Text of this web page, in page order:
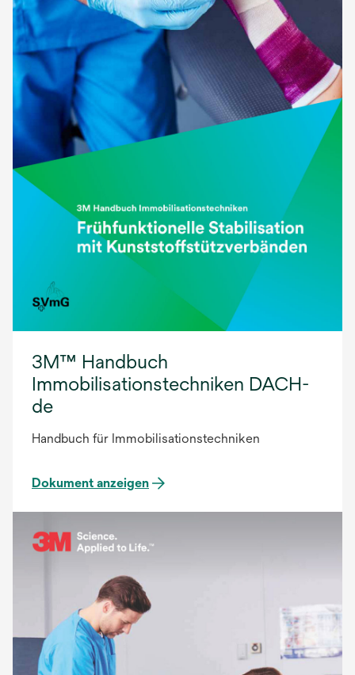
3M™ Handbuch
Immobilisationstechniken DACH-
de
Handbuch für Immobilisationstechniken
Dokument anzeigen